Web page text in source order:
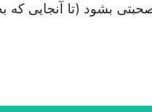
بشود (تا آنجایی كه